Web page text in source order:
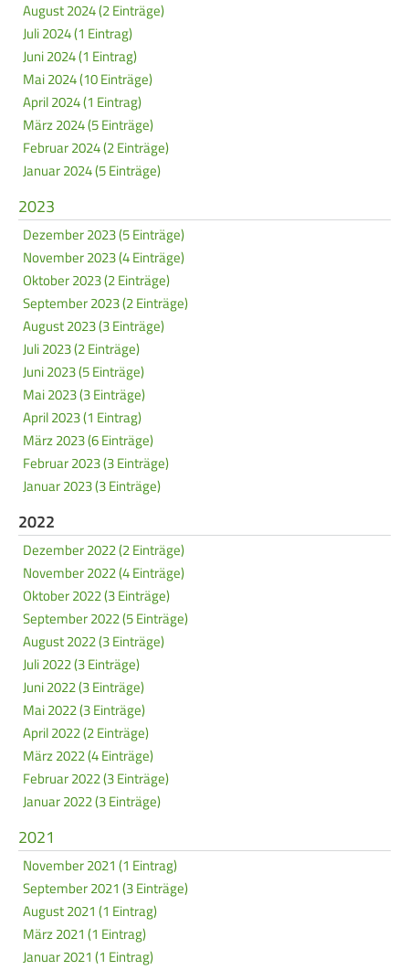
August 2024 (2 Einträge)
Juli 2024 (1 Eintrag)
Juni 2024 (1 Eintrag)
Mai 2024 (10 Einträge)
April 2024 (1 Eintrag)
März 2024 (5 Einträge)
Februar 2024 (2 Einträge)
Januar 2024 (5 Einträge)
2023
Dezember 2023 (5 Einträge)
November 2023 (4 Einträge)
Oktober 2023 (2 Einträge)
September 2023 (2 Einträge)
August 2023 (3 Einträge)
Juli 2023 (2 Einträge)
Juni 2023 (5 Einträge)
Mai 2023 (3 Einträge)
April 2023 (1 Eintrag)
März 2023 (6 Einträge)
Februar 2023 (3 Einträge)
Januar 2023 (3 Einträge)
2022
Dezember 2022 (2 Einträge)
November 2022 (4 Einträge)
Oktober 2022 (3 Einträge)
September 2022 (5 Einträge)
August 2022 (3 Einträge)
Juli 2022 (3 Einträge)
Juni 2022 (3 Einträge)
Mai 2022 (3 Einträge)
April 2022 (2 Einträge)
März 2022 (4 Einträge)
Februar 2022 (3 Einträge)
Januar 2022 (3 Einträge)
2021
November 2021 (1 Eintrag)
September 2021 (3 Einträge)
August 2021 (1 Eintrag)
März 2021 (1 Eintrag)
Januar 2021 (1 Eintrag)